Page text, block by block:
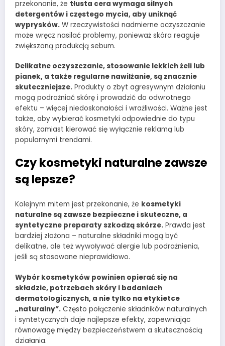
przekonanie, że tłusta cera wymaga silnych
detergentów i częstego mycia, aby uniknąć
wyprysków. W rzeczywistości nadmierne oczyszczanie
może wręcz nasilać problemy, ponieważ skóra reaguje
zwiększoną produkcją sebum.
Delikatne oczyszczanie, stosowanie lekkich żeli lub
pianek, a także regularne nawilżanie, są znacznie
skuteczniejsze. Produkty o zbyt agresywnym działaniu
mogą podrażniać skórę i prowadzić do odwrotnego
efektu – więcej niedoskonałości i wrażliwości. Ważne jest
także, aby wybierać kosmetyki odpowiednie do typu
skóry, zamiast kierować się wyłącznie reklamą lub
popularnymi trendami.
Czy kosmetyki naturalne zawsze
są lepsze?
Kolejnym mitem jest przekonanie, że kosmetyki
naturalne są zawsze bezpieczne i skuteczne, a
syntetyczne preparaty szkodzą skórze. Prawda jest
bardziej złożona – naturalne składniki mogą być
delikatne, ale też wywoływać alergie lub podrażnienia,
jeśli są stosowane nieprawidłowo.
Wybór kosmetyków powinien opierać się na
składzie, potrzebach skóry i badaniach
dermatologicznych, a nie tylko na etykietce
„naturalny”. Często połączenie składników naturalnych
i syntetycznych daje najlepsze efekty, zapewniając
równowagę między bezpieczeństwem a skutecznością
działania.